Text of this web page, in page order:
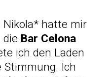
Nikola* hatte mir
die Bar Celona
ich den Laden
Stimmung. Ich